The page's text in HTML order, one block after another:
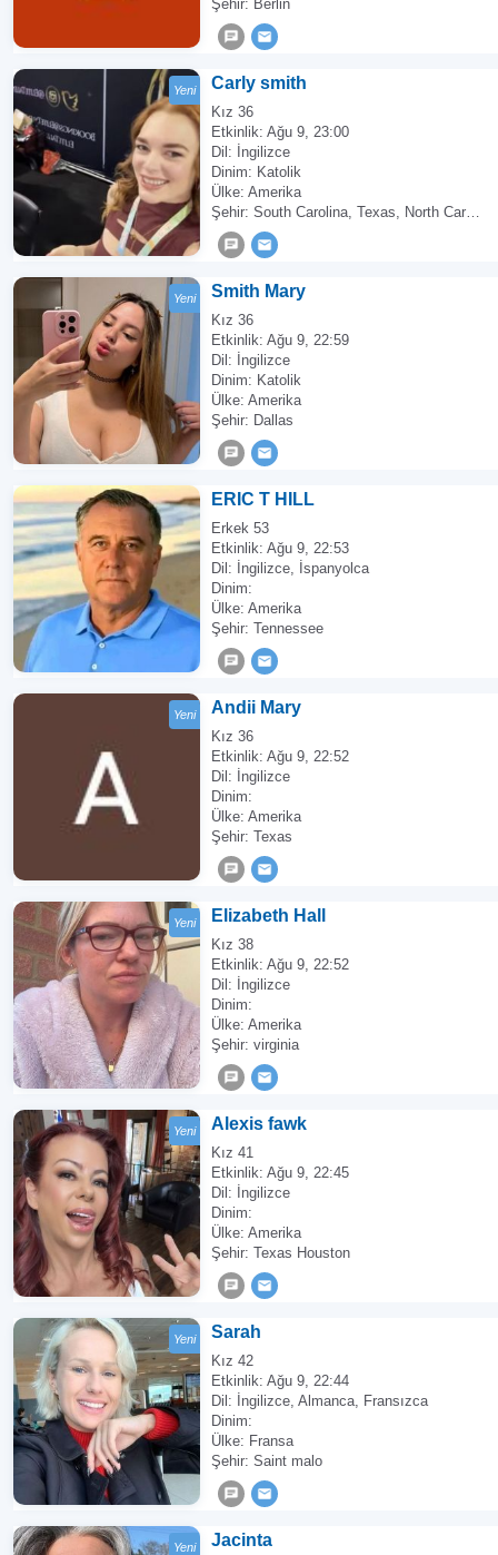
Şehir: Berlin
Yeni Carly smith
Kız 36
Etkinlik: Ağu 9, 23:00
Dil: İngilizce
Dinim: Katolik
Ülke: Amerika
Şehir: South Carolina, Texas, North Carolina
Yeni Smith Mary
Kız 36
Etkinlik: Ağu 9, 22:59
Dil: İngilizce
Dinim: Katolik
Ülke: Amerika
Şehir: Dallas
ERIC T HILL
Erkek 53
Etkinlik: Ağu 9, 22:53
Dil: İngilizce, İspanyolca
Dinim:
Ülke: Amerika
Şehir: Tennessee
Yeni Andii Mary
Kız 36
Etkinlik: Ağu 9, 22:52
Dil: İngilizce
Dinim:
Ülke: Amerika
Şehir: Texas
Yeni Elizabeth Hall
Kız 38
Etkinlik: Ağu 9, 22:52
Dil: İngilizce
Dinim:
Ülke: Amerika
Şehir: virginia
Yeni Alexis fawk
Kız 41
Etkinlik: Ağu 9, 22:45
Dil: İngilizce
Dinim:
Ülke: Amerika
Şehir: Texas Houston
Yeni Sarah
Kız 42
Etkinlik: Ağu 9, 22:44
Dil: İngilizce, Almanca, Fransızca
Dinim:
Ülke: Fransa
Şehir: Saint malo
Yeni Jacinta